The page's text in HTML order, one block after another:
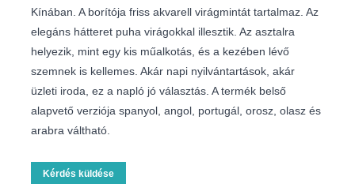
Kínában. A borítója friss akvarell virágmintát tartalmaz. Az
elegáns hátteret puha virágokkal illesztik. Az asztalra
helyezik, mint egy kis műalkotás, és a kezében lévő
szemnek is kellemes. Akár napi nyilvántartások, akár
üzleti iroda, ez a napló jó választás. A termék belső
alapvető verziója spanyol, angol, portugál, orosz, olasz és
arabra váltható.
Kérdés küldése